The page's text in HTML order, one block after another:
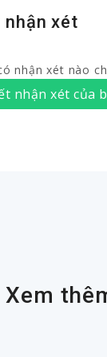
nhận xét
nhận xét nào
nhận xét của
Xem